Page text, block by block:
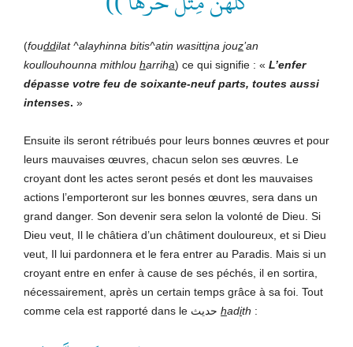
(fouddilat ^alayhinna bitis^atin wasittina jouz’an
koullouhounna mithlou harriha) ce qui signifie : « L’enfer
dépasse votre feu de soixante-neuf parts, toutes aussi
intenses. »
Ensuite ils seront rétribués pour leurs bonnes œuvres et pour
leurs mauvaises œuvres, chacun selon ses œuvres. Le
croyant dont les actes seront pesés et dont les mauvaises
actions l’emporteront sur les bonnes œuvres, sera dans un
grand danger. Son devenir sera selon la volonté de Dieu. Si
Dieu veut, Il le châtiera d’un châtiment douloureux, et si Dieu
veut, Il lui pardonnera et le fera entrer au Paradis. Mais si un
croyant entre en enfer à cause de ses péchés, il en sortira,
nécessairement, après un certain temps grâce à sa foi. Tout
comme cela est rapporté dans le حديث hadith :